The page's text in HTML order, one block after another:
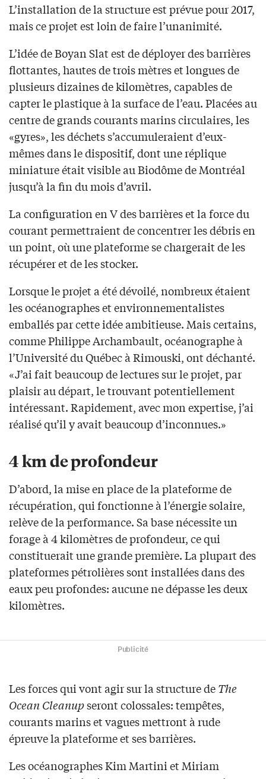
L’installation de la structure est prévue pour 2017,
mais ce projet est loin de faire l’unanimité.
L’idée de Boyan Slat est de déployer des barrières
flottantes, hautes de trois mètres et longues de
plusieurs dizaines de kilomètres, capables de
capter le plastique à la surface de l’eau. Placées au
centre de grands courants marins circulaires, les
«gyres», les déchets s’accumuleraient d’eux-
mêmes dans le dispositif, dont une réplique
miniature était visible au Biodôme de Montréal
jusqu’à la fin du mois d’avril.
La configuration en V des barrières et la force du
courant permettraient de concentrer les débris en
un point, où une plateforme se chargerait de les
récupérer et de les stocker.
Lorsque le projet a été dévoilé, nombreux étaient
les océanographes et environnementalistes
emballés par cette idée ambitieuse. Mais certains,
comme Philippe Archambault, océanographe à
l’Université du Québec à Rimouski, ont déchanté.
«J’ai fait beaucoup de lectures sur le projet, par
plaisir au départ, le trouvant potentiellement
intéressant. Rapidement, avec mon expertise, j’ai
réalisé qu’il y avait beaucoup d’inconnues.»
4 km de profondeur
D’abord, la mise en place de la plateforme de
récupération, qui fonctionne à l’énergie solaire,
relève de la performance. Sa base nécessite un
forage à 4 kilomètres de profondeur, ce qui
constituerait une grande première. La plupart des
plateformes pétrolières sont installées dans des
eaux peu profondes: aucune ne dépasse les deux
kilomètres.
Publicité
Les forces qui vont agir sur la structure deThe
Ocean Cleanupseront colossales: tempêtes,
courants marins et vagues mettront à rude
épreuve la plateforme et ses barrières.
Les océanographes Kim Martini et Miriam